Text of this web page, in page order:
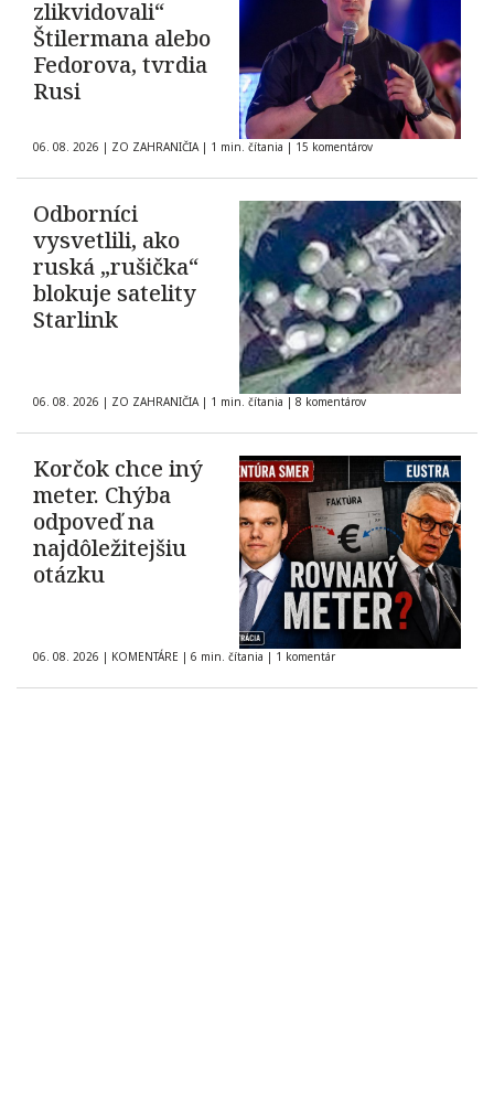
zlikvidovali“
Štilermana alebo
Fedorova, tvrdia
Rusi
06. 08. 2026 | ZO ZAHRANIČIA | 1 min. čítania | 15 komentárov
Odborníci
vysvetlili, ako
ruská „rušička“
blokuje satelity
Starlink
06. 08. 2026 | ZO ZAHRANIČIA | 1 min. čítania | 8 komentárov
Korčok chce iný
meter. Chýba
odpoveď na
najdôležitejšiu
otázku
06. 08. 2026 | KOMENTÁRE | 6 min. čítania | 1 komentár